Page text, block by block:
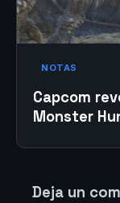
NOTAS
Capcom
Monster
Deja un